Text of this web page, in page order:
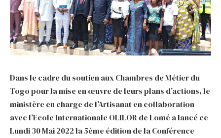
Dans le cadre du soutien aux Chambres de Métier du
Togo pour la mise en œuvre de leurs plans d’actions, le
ministère en charge de l’Artisanat en collaboration
avec l’Ecole Internationale OLILOR de Lomé a lancé ce
Lundi 30 Mai 2022 la 5ème édition de la Conférence